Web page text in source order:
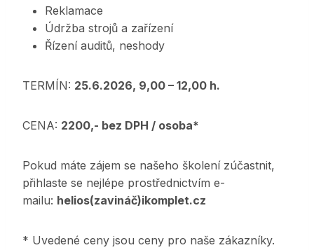
Reklamace
Údržba strojů a zařízení
Řízení auditů, neshody
TERMÍN: 25.6.2026, 9,00 – 12,00 h.
CENA: 2200,- bez DPH / osoba*
Pokud máte zájem se našeho školení zúčastnit,
přihlaste se nejlépe prostřednictvím e-
mailu: helios(zavináč)ikomplet.cz
* Uvedené ceny jsou ceny pro naše zákazníky.